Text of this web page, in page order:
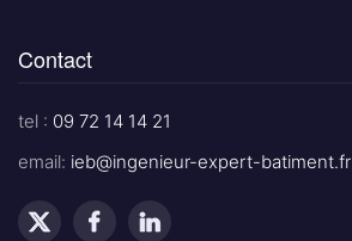
Contact
tel : 09 72 14 14 21
email: ieb@ingenieur-expert-batiment.fr